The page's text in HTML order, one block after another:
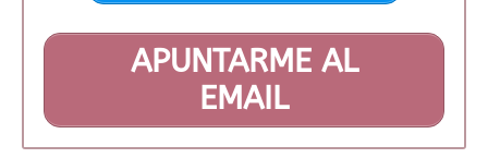
APUNTARME AL
EMAIL